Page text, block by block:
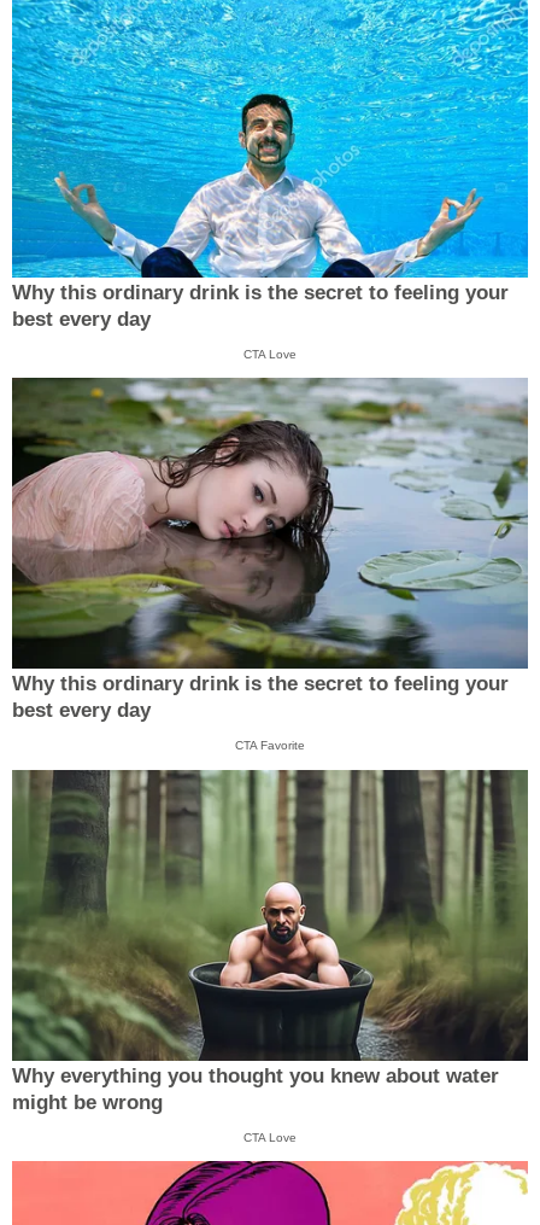
Why this ordinary drink is the secret to feeling your
best every day
CTA Love
Why this ordinary drink is the secret to feeling your
best every day
CTA Favorite
Why everything you thought you knew about water
might be wrong
CTA Love